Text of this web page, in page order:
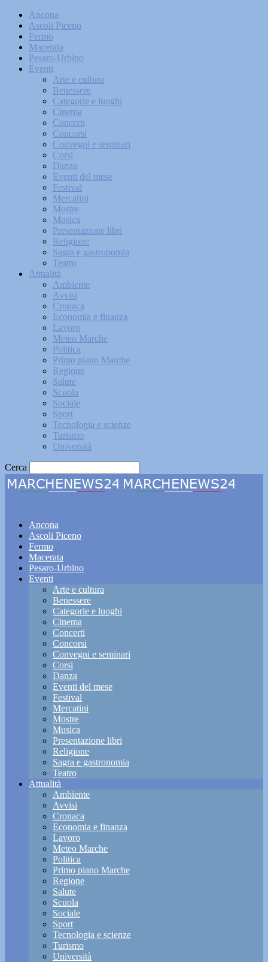
Ancona
Ascoli Piceno
Fermo
Macerata
Pesaro-Urbino
Eventi
Arte e cultura
Benessere
Categorie e luoghi
Cinema
Concerti
Concorsi
Convegni e seminari
Corsi
Danza
Eventi del mese
Festival
Mercatini
Mostre
Musica
Presentazione libri
Religione
Sagra e gastronomia
Teatro
Attualità
Ambiente
Avvisi
Cronaca
Economia e finanza
Lavoro
Meteo Marche
Politica
Primo piano Marche
Regione
Salute
Scuola
Sociale
Sport
Tecnologia e scienze
Turismo
Università
Cerca
Ancona
Ascoli Piceno
Fermo
Macerata
Pesaro-Urbino
Eventi
Arte e cultura
Benessere
Categorie e luoghi
Cinema
Concerti
Concorsi
Convegni e seminari
Corsi
Danza
Eventi del mese
Festival
Mercatini
Mostre
Musica
Presentazione libri
Religione
Sagra e gastronomia
Teatro
Attualità
Ambiente
Avvisi
Cronaca
Economia e finanza
Lavoro
Meteo Marche
Politica
Primo piano Marche
Regione
Salute
Scuola
Sociale
Sport
Tecnologia e scienze
Turismo
Università